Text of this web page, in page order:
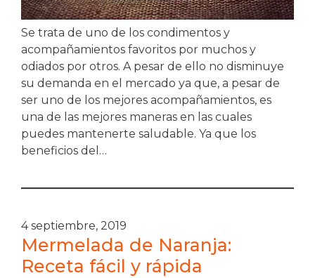
Se trata de uno de los condimentos y
acompañamientos favoritos por muchos y
odiados por otros. A pesar de ello no disminuye
su demanda en el mercado ya que, a pesar de
ser uno de los mejores acompañamientos, es
una de las mejores maneras en las cuales
puedes mantenerte saludable. Ya que los
beneficios del…
4 septiembre, 2019
Mermelada de Naranja:
Receta fácil y rápida